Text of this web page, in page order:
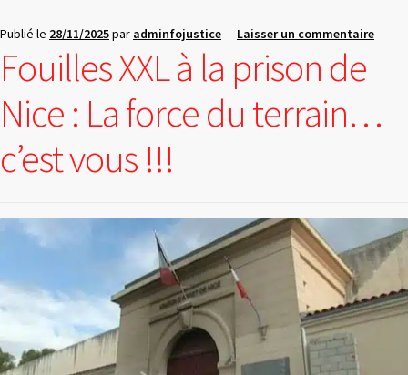
Publié le 28/11/2025par adminfojustice— Laisser un commentaire
Fouilles XXL à la prison de
Nice : La force du terrain…
c’est vous !!!